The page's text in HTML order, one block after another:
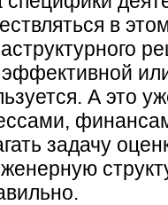
в
А это
задачу